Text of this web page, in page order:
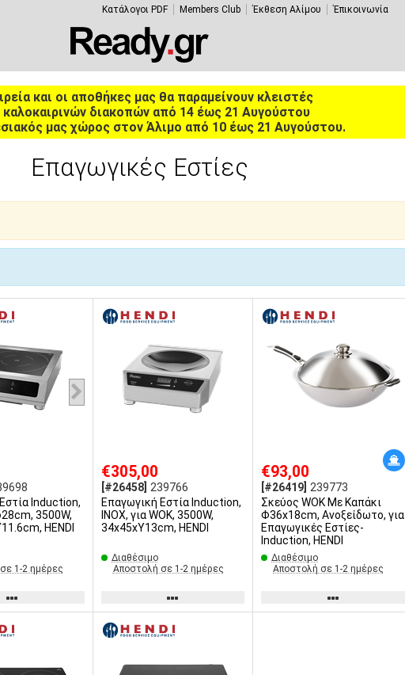
Κατάλογοι PDF Members Club Έκθεση Αλίμου Έπικοινωνία
και οι αποθήκες μας θα παραμείνουν κλειστές
διακοπών από 14 έως 21 Αυγούστου
μας χώρος στον Άλιμο από 10 έως 21 Αυγούστου.
Επαγωγικές Εστίες
Induction,
3500W,
HENDI
1-2 ημέρες
€305,00
[#26458] 239766
Επαγωγική Εστία Induction,
INOX, για WOK, 3500W,
34x45xΥ13cm, HENDI
Διαθέσιμο
Αποστολή σε 1-2 ημέρες
€93,00
[#26419] 239773
Σκεύος WOK Mε Kαπάκι
Φ36x18cm, Aνοξείδωτο, για
Επαγωγικές Εστίες-
Induction, HENDI
Διαθέσιμο
Αποστολή σε 1-2 ημέρες